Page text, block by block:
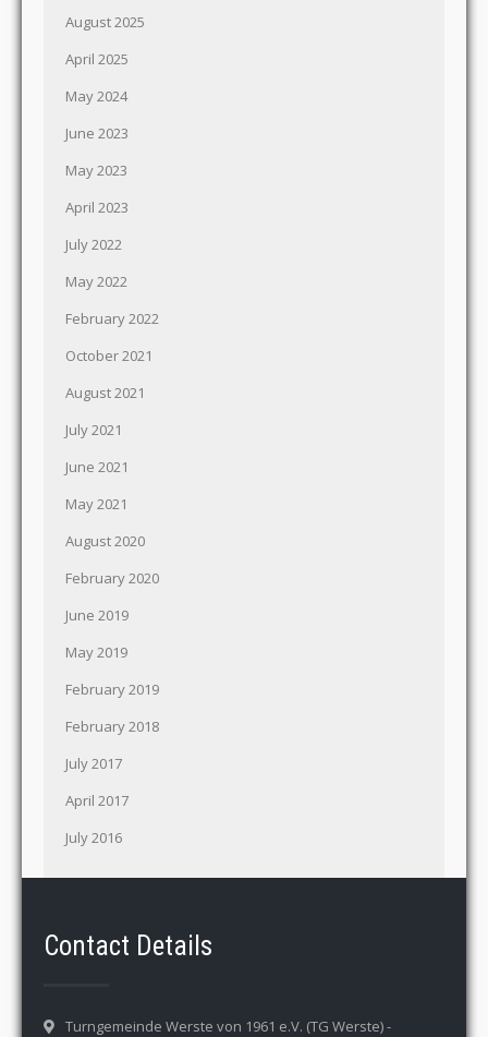
August 2025
April 2025
May 2024
June 2023
May 2023
April 2023
July 2022
May 2022
February 2022
October 2021
August 2021
July 2021
June 2021
May 2021
August 2020
February 2020
June 2019
May 2019
February 2019
February 2018
July 2017
April 2017
July 2016
Contact Details
Turngemeinde Werste von 1961 e.V. (TG Werste) -